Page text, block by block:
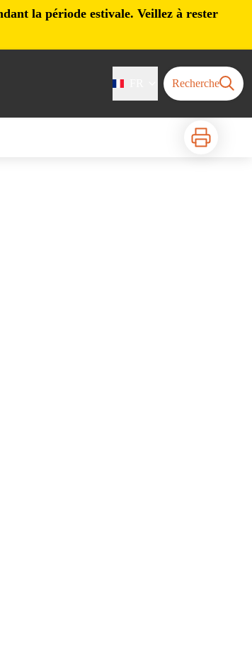
la période estivale. Veillez à rester
Recherche
Imprimer